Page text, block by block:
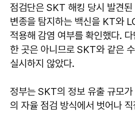
점검단은 SKT 해킹 당시 발견
변종을 탐지하는 백신을 KT와
적용해 감염 여부를 확인했다.
한 곳은 아니므로 SKT와 같은
실시하지 않았다.
정부는 SKT의 정보 유출 규모
의 자율 점검 방식에서 벗어나